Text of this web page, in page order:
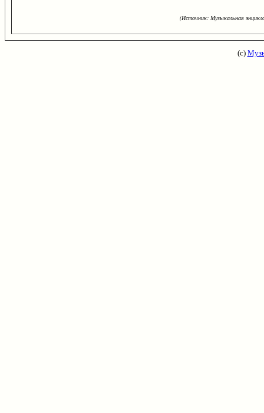
(Источник: Музыкальная
(с)